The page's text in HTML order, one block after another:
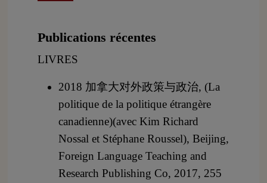
Publications récentes
LIVRES
2018 加拿大对外政策与政治, (La
politique de la politique étrangère
canadienne)(avec Kim Richard
Nossal et Stéphane Roussel), Beijing,
Foreign Language Teaching and
Research Publishing Co, 2017, 255